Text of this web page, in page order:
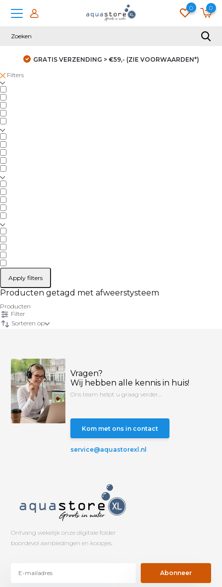
0 0
GRATIS VERZENDING > €59,- (ZIE VOORWAARDEN*)
Filters
Apply filters
Producten getagd met afweerstysteem
Producten
Filter
Sorteren op
Vragen?
Wij hebben alle kennis in huis!
Ons team helpt u graag verder...
Kom met ons in contact
service@aquastorexl.nl
Ontvang wekelijk onze digitale folder
boordevol aanbiedingen en koopjes.
Abonneer